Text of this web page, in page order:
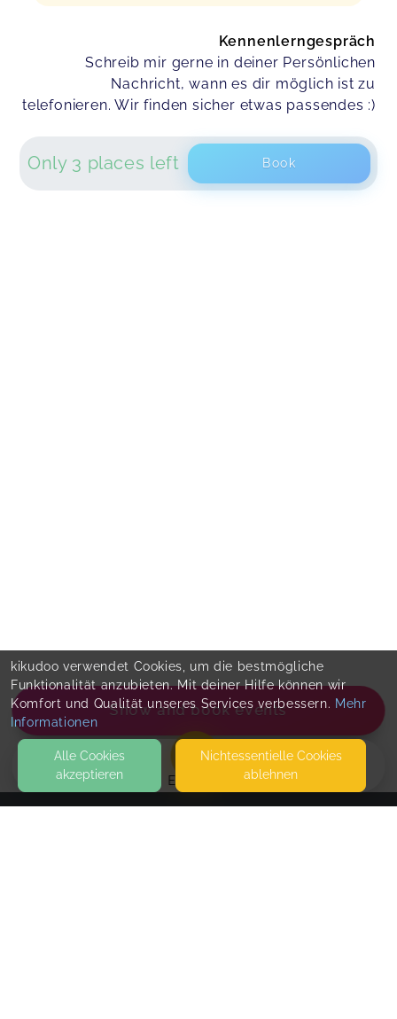
EVENTS
Kennenlerngespräch
Schreib mir gerne in deiner Persönlichen
Nachricht, wann es dir möglich ist zu
telefonieren. Wir finden sicher etwas passendes :)
Only 3 places left Book
Show and book events
kikudoo verwendet Cookies, um die bestmögliche
Funktionalität anzubieten. Mit deiner Hilfe können wir
Komfort und Qualität unseres Services verbessern. Mehr
Informationen
Alle Cookies
akzeptieren
Nicht­essentielle Cookies
ablehnen